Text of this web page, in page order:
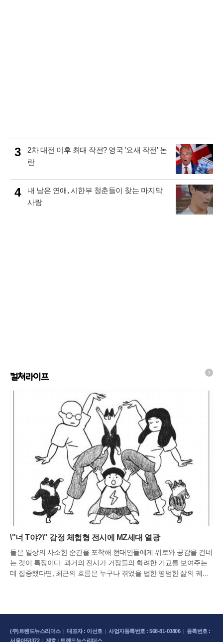
3
2차 대전 이후 최대 작전? 영국 '요새 작전' 논
란
4
내 남은 연애, 시한부 청춘들이 찾는 마지막
사랑
컬쳐라이프
\"너 T야?\" 감정 체험형 전시에 MZ세대 열광
들은 일상의 사소한 순간을 포착해 현대인들에게 위로와 공감을 건네
는 것이 특징이다. 과거의 전시가 거장들의 화려한 기교를 보여주는
데 집중했다면, 최근의 흐름은 누구나 겪었을 법한 평범한 삶의 궤적
의 연습장: 재수 좋은 날'은 26만 구독자를 보유한 만화가 재수의 창작
배치되어 관람객들을 친근하게 맞이하며 작가가 평범한 관찰자에서
(주)트렌드뉴스리더스 대표자 : 이선호 사업자등록번호 : 568-81-00806
등록번호 :
서울아53372
제호 : 트렌드뉴스리더스